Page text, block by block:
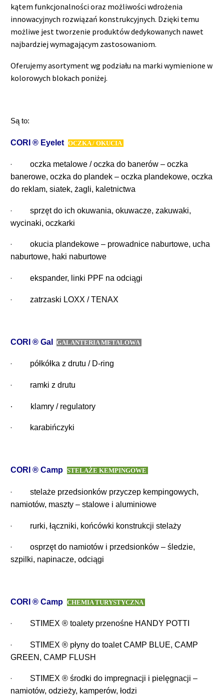
kątem funkcjonalności oraz możliwości wdrożenia
innowacyjnych rozwiązań konstrukcyjnych. Dzięki temu
możliwe jest tworzenie produktów dedykowanych nawet
najbardziej wymagającym zastosowaniom.
Oferujemy asortyment wg podziału na marki wymienione w
kolorowych blokach poniżej.
Są to:
CORI ® Eyelet OCZKA / OKUCIA
·
oczka metalowe / oczka do banerów – oczka
banerowe, oczka do plandek – oczka plandekowe, oczka
do reklam, siatek, żagli, kaletnictwa
·
sprzęt do ich okuwania, okuwacze, zakuwaki,
wycinaki, oczkarki
·
okucia plandekowe – prowadnice naburtowe, ucha
naburtowe, haki naburtowe
· ekspander, linki PPF na odciągi
· zatrzaski LOXX /TENAX
CORI ® Gal GALANTERIA METALOWA
· półkółka z drutu / D-ring
· ramki z drutu
· klamry / regulatory
· karabińczyki
CORI ® Camp STELAŻE KEMPINGOWE
· stelaże przedsionków przyczep kempingowych,
namiotów, maszty – stalowe i aluminiowe
· rurki, łączniki, końcówki konstrukcji stelaży
· osprzęt do namiotów i przedsionków – śledzie,
szpilki, napinacze, odciągi
CORI ® Camp CHEMIA TURYSTYCZNA
· STIMEX ® toalety przenośne HANDY POTTI
·
STIMEX ® płyny do toalet CAMP BLUE, CAMP
GREEN, CAMP FLUSH
·
STIMEX ® środki do impregnacji i pielęgnacji –
namiotów, odzieży, kamperów, łodzi